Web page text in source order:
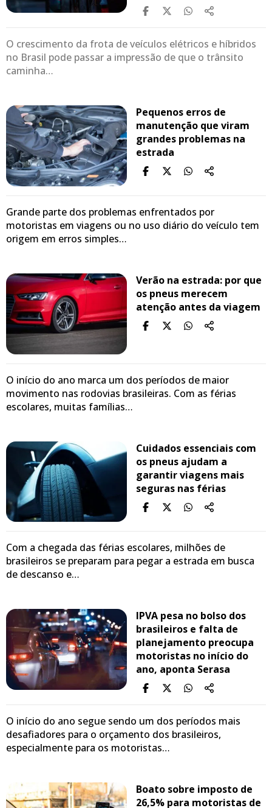
O crescimento da frota de veículos elétricos e híbridos
no Brasil pode passar a impressão de que o trânsito
caminha…
Pequenos erros de
manutenção que viram
grandes problemas na
estrada
Grande parte dos problemas enfrentados por
motoristas em viagens ou no uso diário do veículo tem
origem em erros simples…
Verão na estrada: por que
os pneus merecem
atenção antes da viagem
O início do ano marca um dos períodos de maior
movimento nas rodovias brasileiras. Com as férias
escolares, muitas famílias…
Cuidados essenciais com
os pneus ajudam a
garantir viagens mais
seguras nas férias
Com a chegada das férias escolares, milhões de
brasileiros se preparam para pegar a estrada em busca
de descanso e…
IPVA pesa no bolso dos
brasileiros e falta de
planejamento preocupa
motoristas no início do
ano, aponta Serasa
O início do ano segue sendo um dos períodos mais
desafiadores para o orçamento dos brasileiros,
especialmente para os motoristas…
Boato sobre imposto de
26,5% para motoristas de